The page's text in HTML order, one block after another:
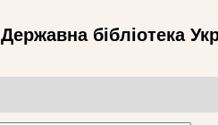
Державна бібліотека